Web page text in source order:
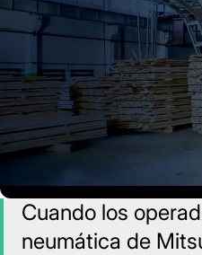
Cuando los
neumática de